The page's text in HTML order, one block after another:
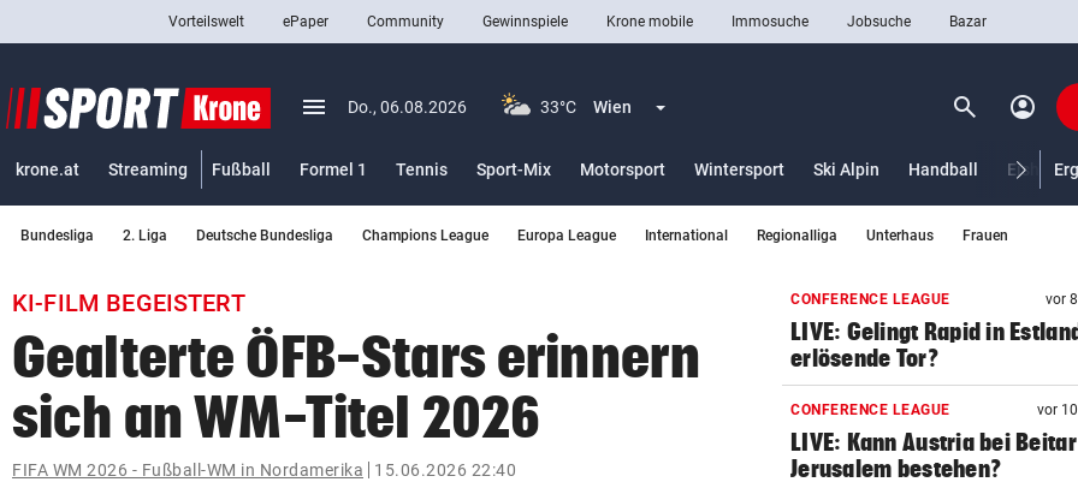
closeSchließen
Abonnieren
bookmark
search
Suchbegriff
eingeben
Vorteilswelt ePaper Community Gewinnspiele Krone mobile Immosuche Jobsuche Bazar
menu Menü aufklappen
Do., 06.08.2026 33°C Wien Menü aufklappen search Suchen
account_circle
krone.at Streaming Fußball Formel 1 Tennis Sport-Mix Motorsport Wintersport Ski Alpin Handball
Bundesliga 2. Liga Deutsche Bundesliga Champions League Europa League International Regionalliga Unterhaus Frauen
KI-FILM BEGEISTERT
Gealterte ÖFB-Stars erinnern
sich an WM-Titel 2026
FIFA WM 2026 - Fußball-WM in Nordamerika 15.06.2026 22:40
CONFERENCE LEAGUE vor
LIVE: Gelingt Rapid in
erlösende Tor?
CONFERENCE LEAGUE vor
LIVE: Kann Austria bei Beitar
Jerusalem bestehen?